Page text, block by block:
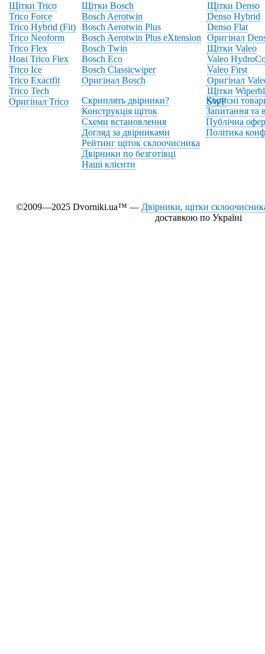
Щітки Trico
Trico Force
Trico Hybrid (Fit)
Trico Neoform
Trico Flex
Нові Trico Flex
Trico Ice
Trico Exactfit
Trico Tech
Оригінал Trico
Щітки Bosch
Bosch Aerotwin
Bosch Aerotwin Plus
Bosch Aerotwin Plus eXtension
Bosch Twin
Bosch Eco
Bosch Classicwiper
Оригінал Bosch
Щітки Denso
Denso Hybrid
Denso Flat
Оригінал
Щітки Valeo
Valeo
Valeo First
Оригінал
Щітки
SWF
Скриплять двірники?
Конструкція щіток
Схеми встановлення
Догляд за двірниками
Рейтинг щіток склоочисника
Двірники по безготівці
Наші клієнти
Корисні
Запитання та
Публічна
Політика
©2009—2025 Dvorniki.ua™ — Двірники, щітки
доставкою по Україні